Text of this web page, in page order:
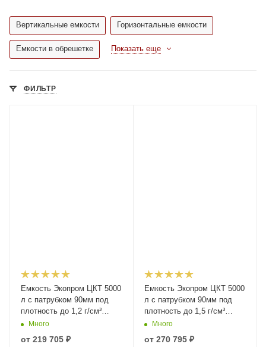
Вертикальные емкости Горизонтальные емкости
Емкости в обрешетке Показать еще
ФИЛЬТР
Емкость Экопром ЦКТ 5000
л с патрубком 90мм под
плотность до 1,2 г/см³
белая в обрешетке New
(разборной) с лестницей
Много
от 219 705 ₽
Емкость Экопром ЦКТ 5000
л с патрубком 90мм под
плотность до 1,5 г/см³
белая в обрешетке New
(разборной) с лестницей
Много
от 270 795 ₽